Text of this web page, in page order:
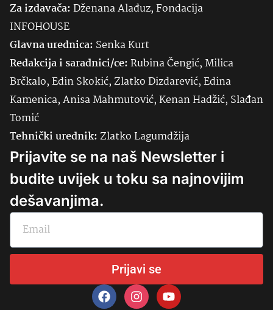
Za izdavača:Dženana Alađuz, Fondacija
INFOHOUSE
Glavna urednica: SenkaKurt
Redakcija i saradnici/ce:Rubina Čengić, Milica
Brčkalo, Edin Skokić, Zlatko Dizdarević, Edina
Kamenica, Anisa Mahmutović, Kenan Hadžić, Slađan
Tomić
Tehnički urednik:Zlatko Lagumdžija
Prijavite se na naš Newsletter i
budite uvijek u toku sa najnovijim
dešavanjima.
Prijavi se